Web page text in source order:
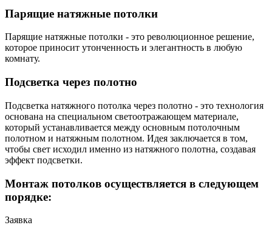
Парящие натяжные потолки
Парящие натяжные потолки - это революционное решение,
которое приносит утонченность и элегантность в любую
комнату.
Подсветка через полотно
Подсветка натяжного потолка через полотно - это технология
основана на специальном светоотражающем материале,
который устанавливается между основным потолочным
полотном и натяжным полотном. Идея заключается в том,
чтобы свет исходил именно из натяжного полотна, создавая
эффект подсветки.
Монтаж потолков осуществляется в следующем
порядке:
Заявка